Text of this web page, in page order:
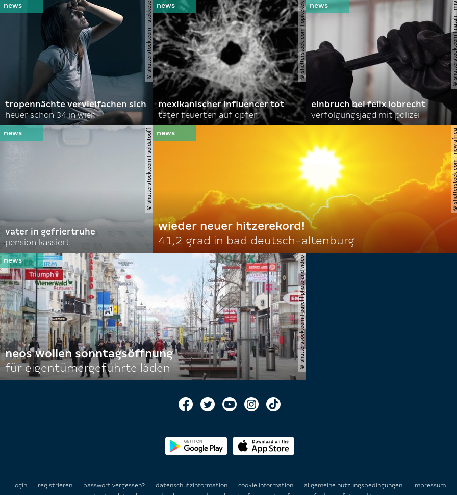
© shutterstock.com | stokkete
tropennächte vervielfachen sich
heuer schon 34 in wien
© shutterstock.com | opikckck
mexikanischer influencer tot
täter feuerten auf opfer
©
einbruch bei felix lobrecht
verfolgungsjagd mit polizei
© shutterstock.com | soldatooff
vater in gefriertruhe
pension kassiert
©
wieder neuer hitzerekord!
41,2 grad in bad deutsch-altenburg
© shutterstock.com | pavel l photo and video
neos wollen sonntagsöffnung
für eigentümergeführte läden
login registrieren passwort vergessen? datenschutzinformation cookie information allgemeine nutzungsbedingungen
impressum